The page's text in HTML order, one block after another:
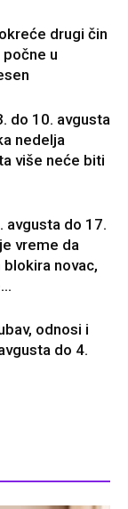
drugi čin
u
do 10. avgusta
nedelja
više neće biti
avgusta do 17.
vreme da
novac,
odnosi i
do 4.